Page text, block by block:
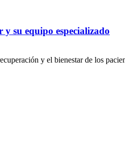
su equipo especializado
y el bienestar de los